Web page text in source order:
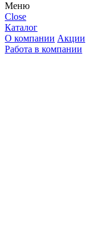
Меню
Close
Каталог
О компании Акции
Работа в компании